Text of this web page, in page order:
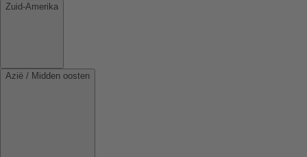
Zuid-Amerika
Azië / Midden oosten